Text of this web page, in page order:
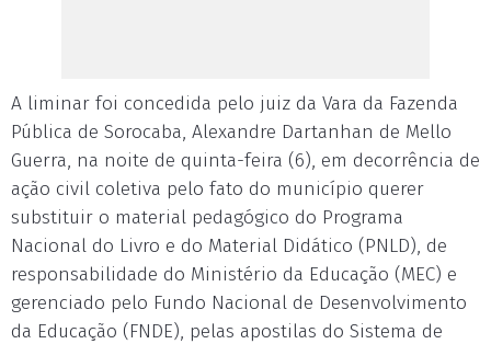
A liminar foi concedida pelo juiz da Vara da Fazenda
Pública de Sorocaba, Alexandre Dartanhan de Mello
Guerra, na noite de quinta-feira (6), em decorrência de
ação civil coletiva pelo fato do município querer
substituir o material pedagógico do Programa
Nacional do Livro e do Material Didático (PNLD), de
responsabilidade do Ministério da Educação (MEC) e
gerenciado pelo Fundo Nacional de Desenvolvimento
da Educação (FNDE), pelas apostilas do Sistema de